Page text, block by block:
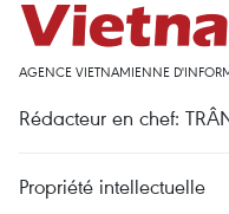
AGENCE VIETNAMIENNE
Rédacteur en chef:
Propriété intellectuelle